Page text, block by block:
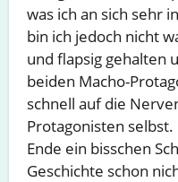
was ich an sich sehr
bin ich jedoch nicht
und flapsig gehalten
beiden Macho-
schnell auf die
Protagonisten
Ende ein bisschen
Geschichte schon